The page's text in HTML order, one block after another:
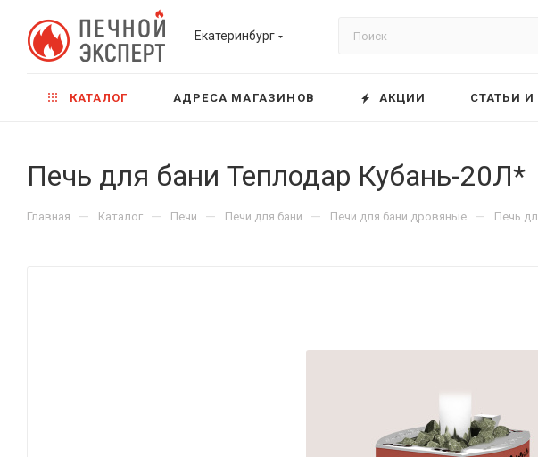
Екатеринбург
КАТАЛОГ АДРЕСА МАГАЗИНОВ АКЦИИ СТАТЬИ
Печь для бани Теплодар Кубань-20Л*
Главная — Каталог — Печи — Печи для бани — Печи для бани дровяные — Печь